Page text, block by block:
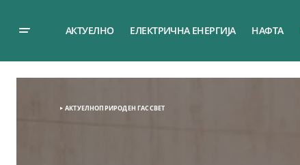
АКТУЕЛНО ЕЛЕКТРИЧНА ЕНЕРГИЈА НАФТА
АКТУЕЛНОПРИРОДЕН ГАССВЕТ